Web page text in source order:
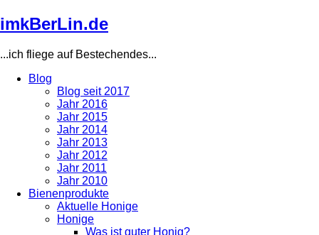
Direkt
zum
imkBerLin.de
...ich fliege auf Bestechendes...
navigation
Blog
Blog seit 2017
Jahr 2016
Jahr 2015
Jahr 2014
Jahr 2013
Jahr 2012
Jahr 2011
Jahr 2010
Bienenprodukte
Aktuelle Honige
Honige
Was ist guter Honig?